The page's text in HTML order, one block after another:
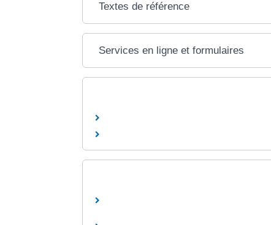
Textes de référence
Services en ligne et formulaires